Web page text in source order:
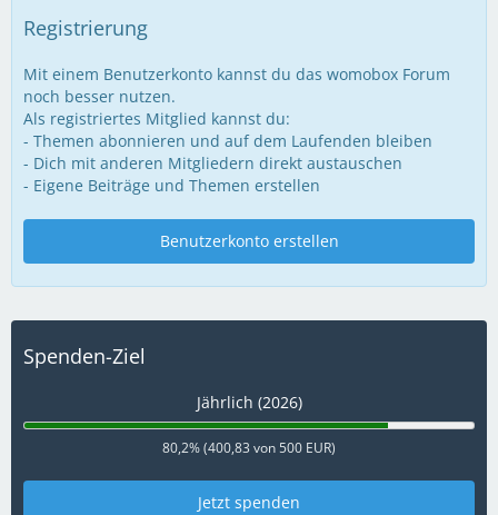
Registrierung
Mit einem Benutzerkonto kannst du das womobox Forum
noch besser nutzen.
Als registriertes Mitglied kannst du:
- Themen abonnieren und auf dem Laufenden bleiben
- Dich mit anderen Mitgliedern direkt austauschen
- Eigene Beiträge und Themen erstellen
Benutzerkonto erstellen
Spenden-Ziel
Jährlich (2026)
80,2% (400,83 von 500 EUR)
Jetzt spenden